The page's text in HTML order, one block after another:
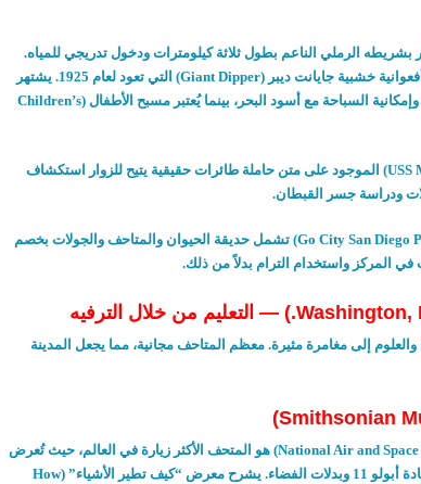
بشريطه الرملي الناعم بطول ثلاثة كيلومترات ودخول تدريجي للمياه.
خشبية جايانت ديبر (Giant Dipper) التي تعود لعام 1925. يشتهر
وإمكانية السباحة مع أسود البحر، بينما يُعتبر مسبح الأطفال (Children’s
الموجود على متن حاملة طائرات حقيقية يتيح للزوار استكشاف
ودراسة جسر القبطان.
تشمل حديقة الحيوان والمتاحف والجولات بخصم
المركز واستخدام الترام بدلاً من ذلك.
التعليم من خلال الترفيه
إلى مغامرة مثيرة.معظم المتاحف مجانية، مما يجعل المدينة
هو المتحف الأكثر زيارة في العالم، حيث تُعرض
أبولو 11 وبدلات الفضاء. يشرح معرض “كيف تطير الأشياء ” (How